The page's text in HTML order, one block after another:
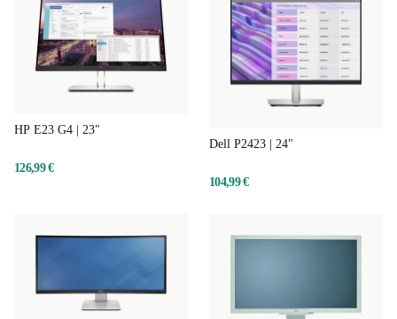
HP E23 G4 | 23"
126,99 €
Dell P2423 | 24"
104,99 €